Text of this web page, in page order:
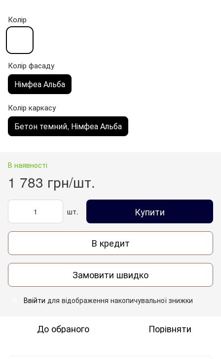
Колір
Колір фасаду
Німфеа Альба
Колір каркасу
Бетон темний, Німфеа Альба
В наявності
1 783 грн/шт.
шт. Купити
В кредит
Замовити швидко
Ввійти для відображення накопичувальної знижки
До обраного Порівняти